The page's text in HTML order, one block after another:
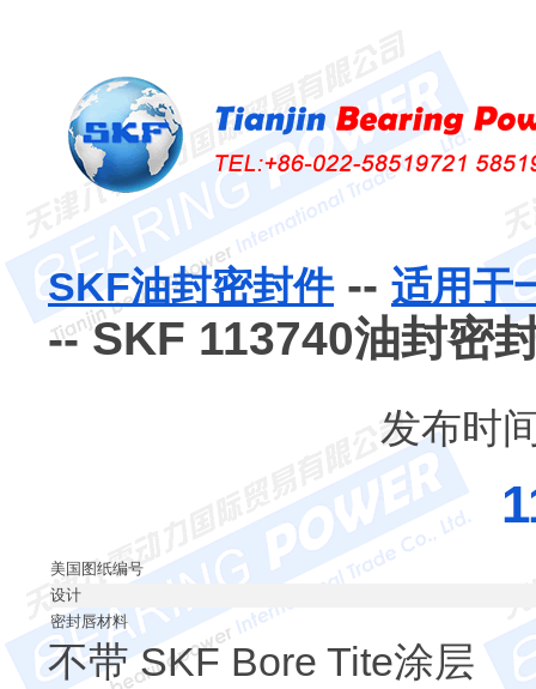
SKF油封密封件-- 适用于
-- SKF 113740油封密
发布时
美国图纸编号
设计
密封唇材料
不带 SKF Bore Tite涂层